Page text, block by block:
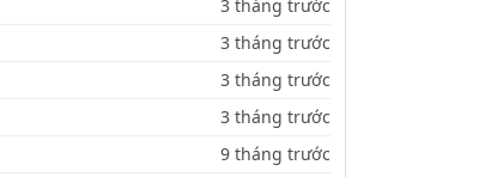
3 tháng trước
3 tháng trước
3 tháng trước
3 tháng trước
9 tháng trước